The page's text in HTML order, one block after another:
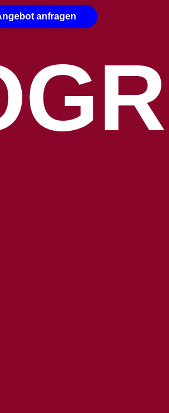
anfragen